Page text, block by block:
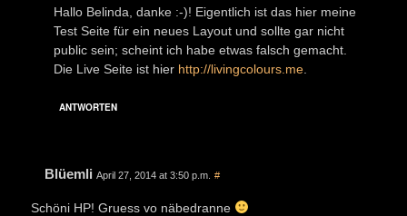
Hallo Belinda, danke :-)! Eigentlich ist das hier meine
Test Seite für ein neues Layout und sollte gar nicht
public sein; scheint ich habe etwas falsch gemacht.
Die Live Seite ist hier http://livingcolours.me
ANTWORTEN
Blüemli April 27, 2014 at 3:50 p.m. #
Schöni HP! Gruess vo näbedranne